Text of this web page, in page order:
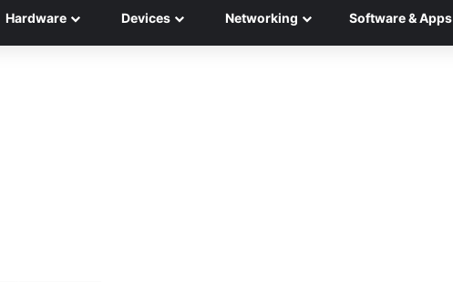
Hardware Devices Networking Software & Apps